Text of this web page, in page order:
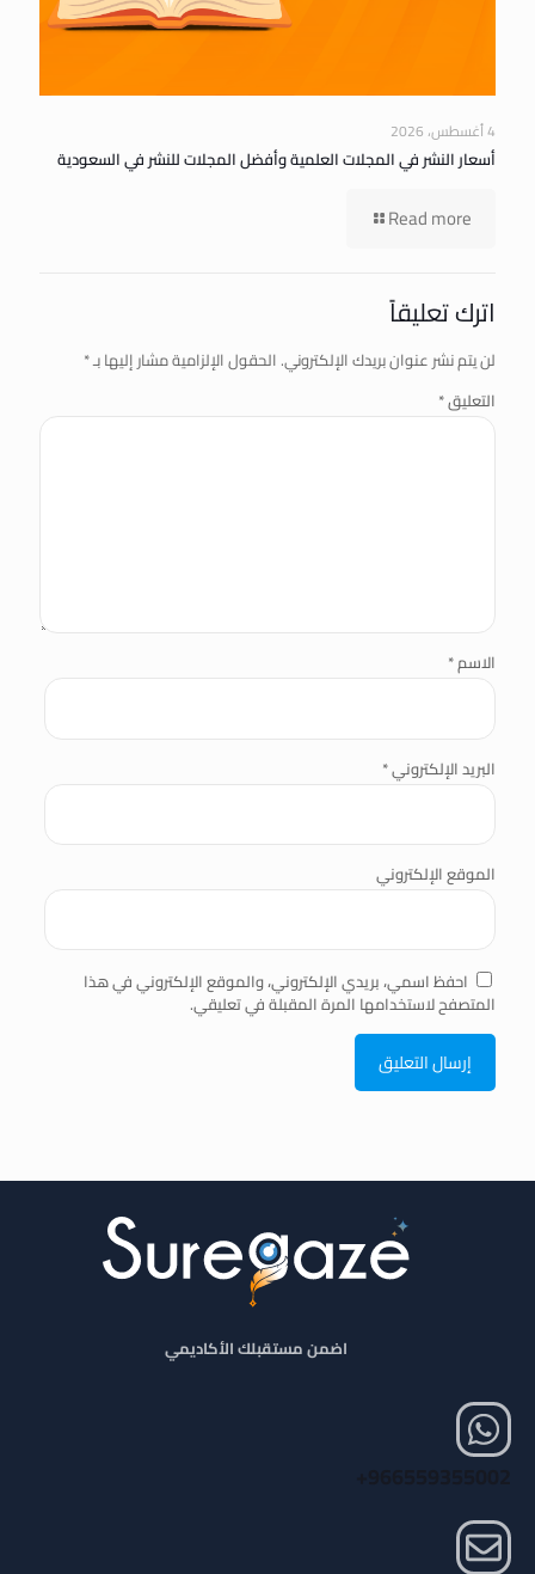
4 أغسطس، 2026
أسعار النشر في المجلات العلمية وأفضل المجلات للنشر في السعودية
Read more
اترك تعليقاً
لن يتم نشر عنوان بريدك الإلكتروني. الحقول الإلزامية مشار إليها بـ*
التعليق*
الاسم*
البريد الإلكتروني*
الموقع الإلكتروني
احفظ اسمي، بريدي الإلكتروني، والموقع الإلكتروني في هذا
المتصفح لاستخدامها المرة المقبلة في تعليقي.
اضمن مستقبلك الأكاديمي